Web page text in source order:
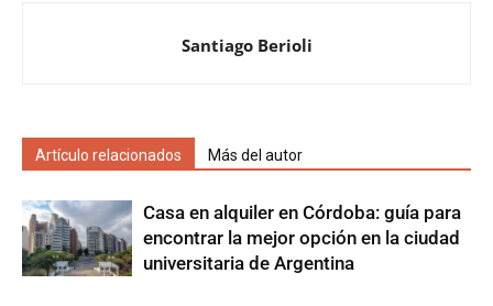
Santiago Berioli
Artículo relacionados Más del autor
Casa en alquiler en Córdoba: guía para
encontrar la mejor opción en la ciudad
universitaria de Argentina